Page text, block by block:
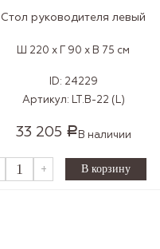
Стол руководителя левый
Ш 220 x Г 90 x В 75 см
ID: 24229
Артикул: LT.В-22 (L)
33 205 Р В наличии
+